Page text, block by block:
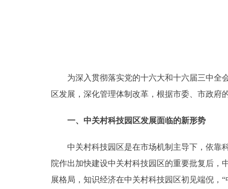
政民互动
12345网上接诉即办
参与调查
走进北京
为深入贯彻落实党的十六大和十六届三中全会
区发展，深化管理体制改革，根据市委、市政府
一、中关村科技园区发展面临的新形势
中关村科技园区是在市场机制主导下，依靠科
院作出加快建设中关村科技园区的重要批复后，
展格局，知识经济在中关村科技园区初见端倪，